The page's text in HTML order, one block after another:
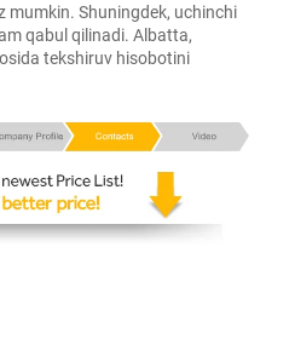
mumkin. Shuningdek, uchinchi
qabul qilinadi. Albatta,
tekshiruv hisobotini